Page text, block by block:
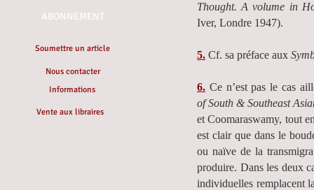
Thought. A volume in
Iver, Londre 1947).
5. Cf. sa préface aux
6. Ce n’est pas le cas
of South & Southeast
et Coomaraswamy, tout
est clair que dans le
ou naïve de la
produire. Dans les deux
individuelles remplacent
ABONNEMENT
Soumettre un article
Nous contacter
Informations
Vente aux libraires